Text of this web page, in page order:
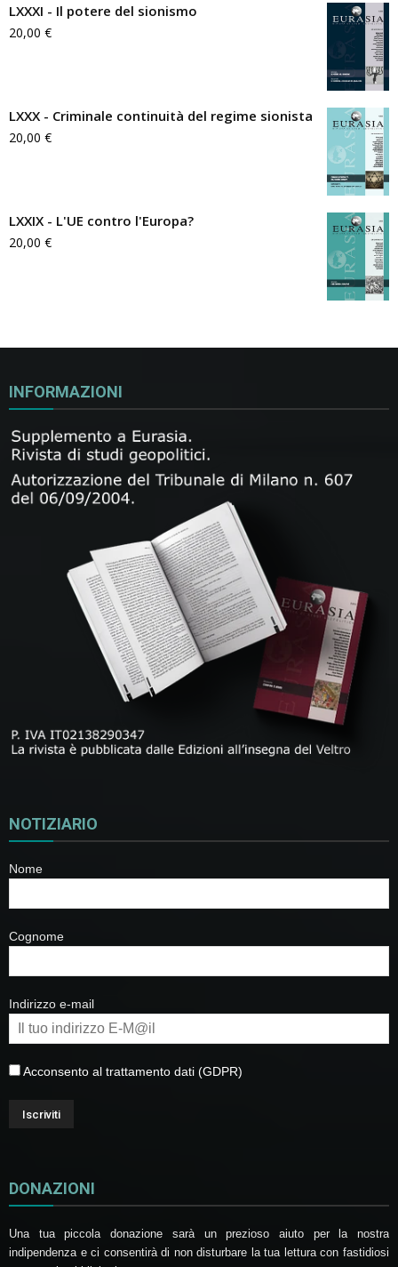
LXXXI - Il potere del sionismo
20,00 €
LXXX - Criminale continuità del regime sionista
20,00 €
LXXIX - L'UE contro l'Europa?
20,00 €
INFORMAZIONI
NOTIZIARIO
Nome
Cognome
Indirizzo e-mail
Acconsento al trattamento dati (GDPR)
DONAZIONI
Una tua piccola donazione sarà un prezioso aiuto per la nostra
indipendenza e ci consentirà di non disturbare la tua lettura con fastidiosi